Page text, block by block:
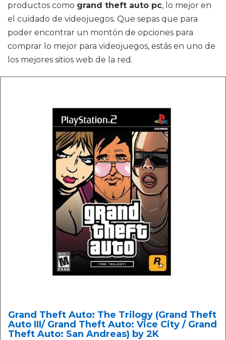
productos como grand theft auto pc, lo mejor en
el cuidado de videojuegos. Que sepas que para
poder encontrar un montón de opciones para
comprar lo mejor para videojuegos, estás en uno de
los mejores sitios web de la red.
Grand Theft Auto: The Trilogy (Grand Theft
Auto III/ Grand Theft Auto: Vice City / Grand
Theft Auto: San Andreas) by 2K